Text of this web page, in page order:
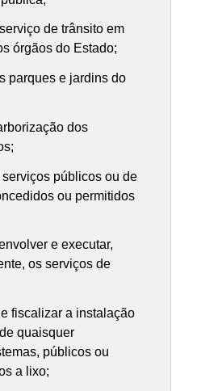
de trânsito em
órgãos do Estado;
parques e jardins do
dos
públicos ou de
ou permitidos
e executar,
os serviços de
fiscalizar a instalação
quaisquer
públicos ou
a lixo;